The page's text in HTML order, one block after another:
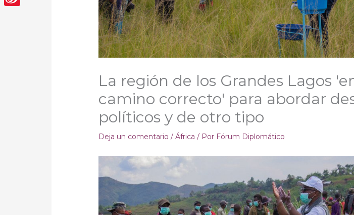
La región de los Grandes Lagos
camino correcto' para abordar
políticos y de otro tipo
Deja un comentario /África / Por Fórum Diplomático